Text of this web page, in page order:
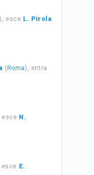
), esce L. Pirola
( Roma), entra
esce N.
esce E.